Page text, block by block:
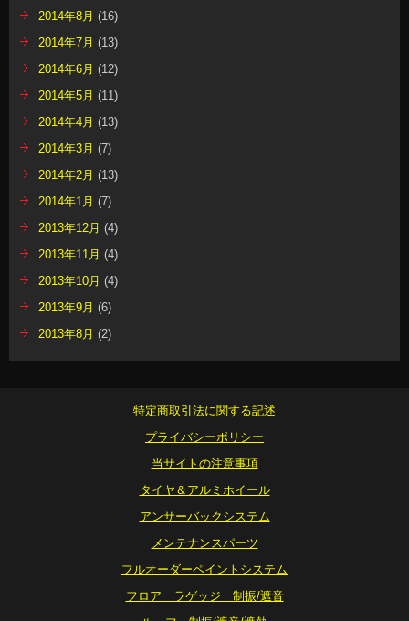
2014年8月 (16)
2014年7月 (13)
2014年6月 (12)
2014年5月 (11)
2014年4月 (13)
2014年3月 (7)
2014年2月 (13)
2014年1月 (7)
2013年12月 (4)
2013年11月 (4)
2013年10月 (4)
2013年9月 (6)
2013年8月 (2)
特定商取引法に関する記述
プライバシーポリシー
当サイトの注意事項
タイヤ＆アルミホイール
アンサーバックシステム
メンテナンスパーツ
フルオーダーペイントシステム
フロア ラゲッジ 制振/遮音